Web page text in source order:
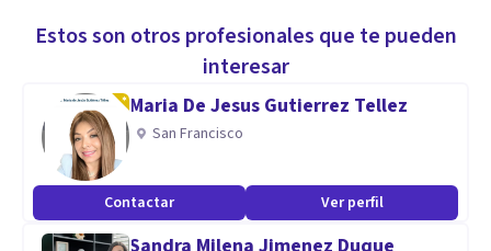
Estos son otros profesionales que te pueden
interesar
Maria De Jesus Gutierrez Tellez
San Francisco
Contactar Ver perfil